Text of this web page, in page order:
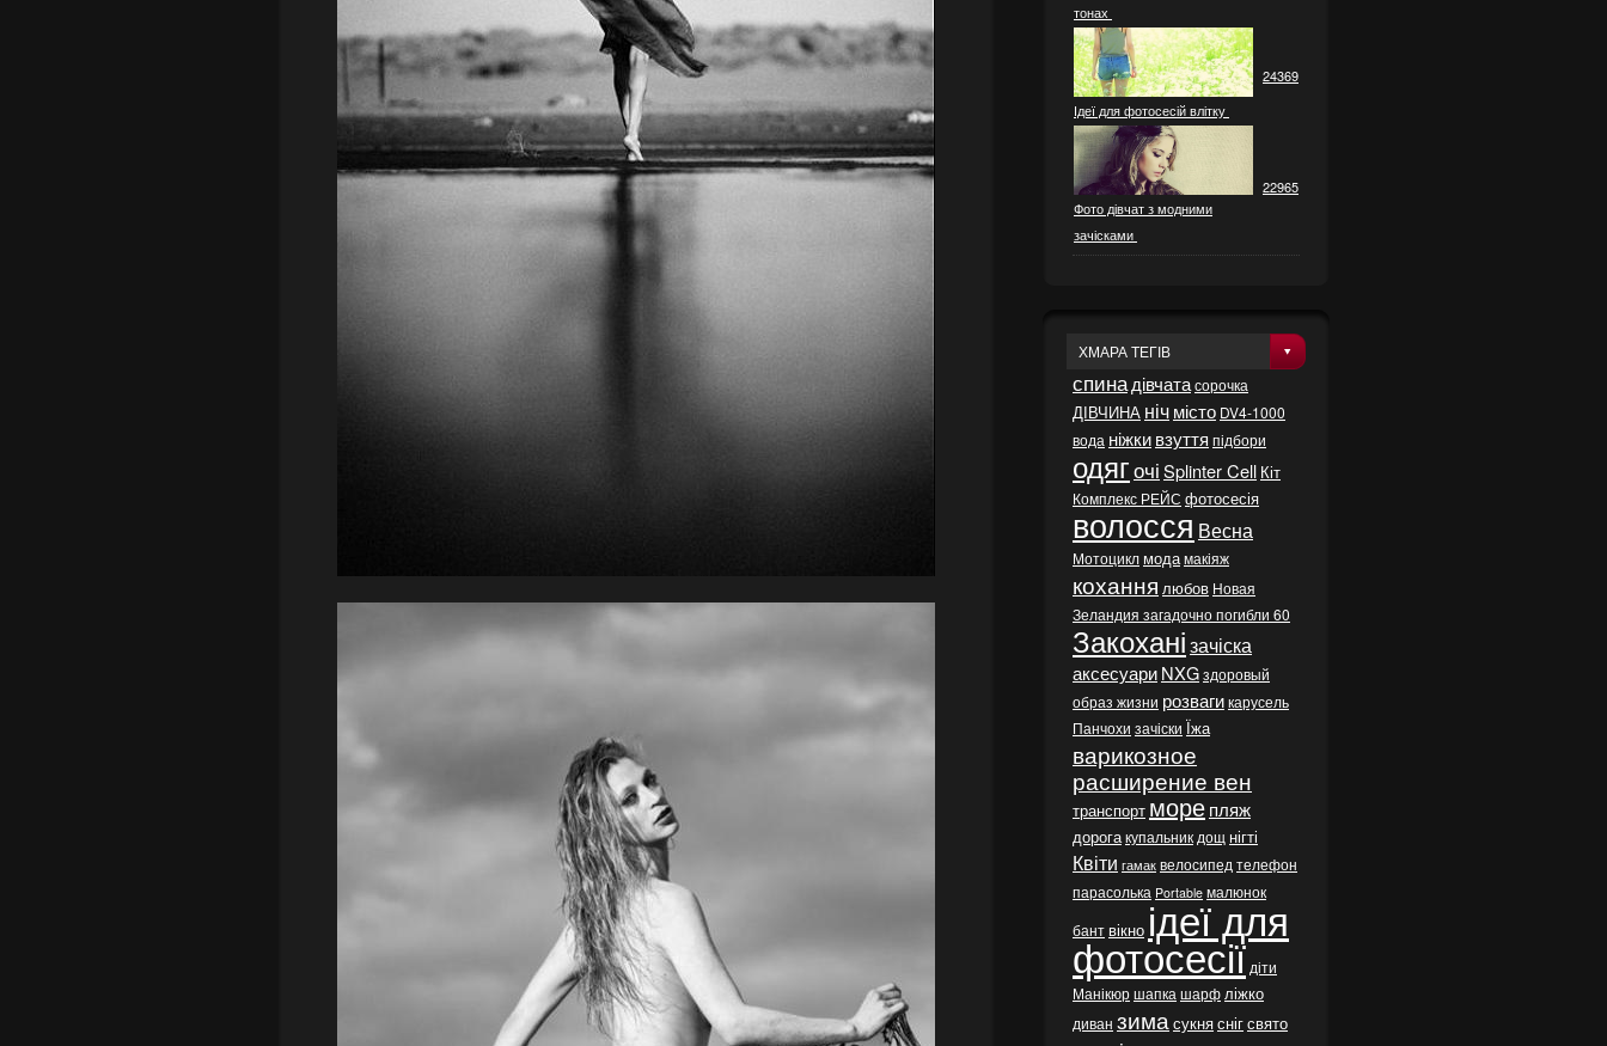
тонах
Ідеї ​​для фотосесій влітку
24369
Фото дівчат з модними
зачісками
22965
ХМАРА ТЕГІВ
спинадівчатасорочка
ДІВЧИНА нічмісто DV4-1000
вода ніжкивзуття підбори
одягочіSplinter Cell Кіт
Комплекс РЕЙС фотосесія
волосся Весна
Мотоцикл модамакіяж
кохання любов Новая
Зеландия загадочно погибли 60
Закоханізачіска
аксесуариNXGздоровый
образ жизни розвагикарусель
Панчохи зачіски Їжа
варикозное
расширение вен
транспорт морепляж
дорогакупальник дощ нігті
Квіти гамак велосипед телефон
парасолька Portable малюнок
бант вікноідеї для
фотосесії діти
Манікюршапка шарфліжко
диван зима сукняснігсвято